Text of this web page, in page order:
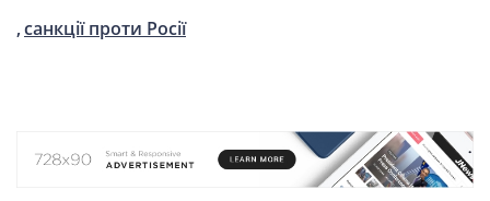
СПОРТ
санкції проти Росії